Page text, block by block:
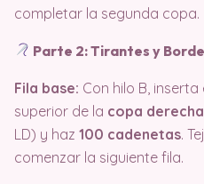
completar la segunda copa.
Parte 2: Tirantes y Borde
Fila base: Con hilo B,
superior de la copa derecha
LD) y haz 100 cadenetas.
comenzar la siguiente fila.